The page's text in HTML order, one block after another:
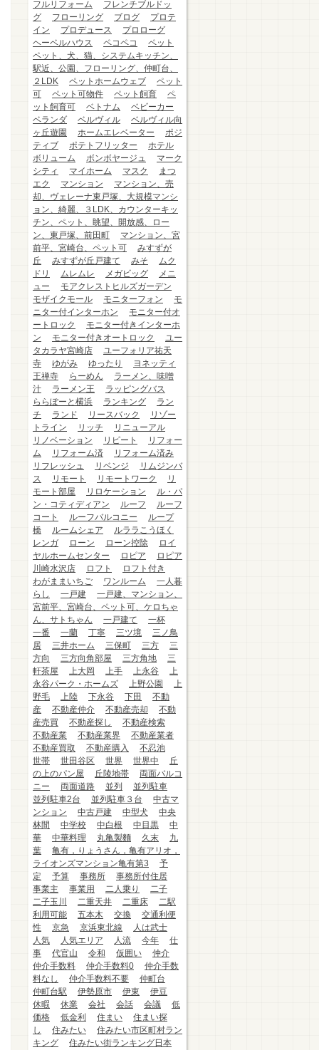
フルリフォーム
フレンチブルドッ
グ
フローリング ブログ
プロテ
イン
プロデュース
プロローグ
ヘーベルハウス
ペコペコ
ペット
ペット、犬、猫、システムキッチン、
駅近、公園、フローリング、仲町台、
２LDK
ペットホームウェブ
ペット
可
ペット可物件 ペット飼育
ペ
ット飼育可
ベトナム
ベビーカー
ベランダ
ベルヴィル
ベルヴィル向
ヶ丘遊園
ホームエレベーター
ポジ
ティブ
ポテトフリッター
ホテル
ボリューム
ボンボヤージュ
マーク
シティ
マイホーム マスク
まつ
エク
マンション
マンション、売
却、ヴェレーナ東戸塚、大規模マンシ
ョン、綺麗、３LDK、カウンターキッ
チン、ペット、眺望、開放感、ロー
ン、東戸塚、前田町
マンション、宮
前平、宮崎台、ペット可
みすずが
丘
みすずが丘戸建て みそ
ムク
ドリ
ムレムレ メガビッグ
メニ
ュー
モアクレストヒルズガーデン
モザイクモール
モニターフォン
モ
ニター付インターホン
モニター付オ
ートロック
モニター付きインターホ
ン
モニター付きオートロック
ユー
タカラヤ宮崎店
ユーフォリア祐天
寺
ゆがみ ゆったり
ヨネッティ
王禅寺
らーめん
ラーメン、味噌
汁
ラーメン王
ラッピングバス
ららぽーと横浜
ランキング
ラン
チ
ランド リースバック
リゾー
トライン
リッチ
リニューアル
リノベーション
リピート
リフォー
ム
リフォーム済
リフォーム済み
リフレッシュ
リベンジ
リムジンバ
ス
リモート リモートワーク
リ
モート部屋
リロケーション
ル・パ
ン・コティディアン
ルーフ
ルーフ
コート
ルーフバルコニー
ループ
橋
ルームシェア
ルララこうほく
レンガ
ローン ローン控除
ロイ
ヤルホームセンター
ロピア
ロピア
川崎水沢店
ロフト
ロフト付き
わがままいちご
ワンルーム
一人暮
らし
一戸建
一戸建、マンション、
宮前平、宮崎台、ペット可、ケロちゃ
ん、サトちゃん
一戸建て
一杯
一番
一蘭 丁寧 三ツ境
三ノ鳥
居
三井ホーム 三保町 三方
三
方向
三方向角部屋 三方角地
三
軒茶屋
上大岡 上手 上永谷
上
永谷パーク・ホームズ
上野公園
上
野毛
上陸 下永谷 下田
不動
産
不動産仲介 不動産売却
不動
産売買
不動産探し
不動産検索
不動産業
不動産業界
不動産業者
不動産買取
不動産購入
不忍池
世帯
世田谷区 世界 世界中
丘
の上のパン屋
丘陵地帯
両面バルコ
ニー
両面道路 並列
並列駐車
並列駐車2台
並列駐車３台
中古マ
ンション
中古戸建 中型犬
中央
林間
中学校 中白根 中目黒
中
華
中華料理 丸亀製麵 久末
九
葉
亀有，りょうさん，亀有アリオ，
ライオンズマンション亀有第3
予
定
予算 事務所
事務所付住居
事業主
事業用 二人乗り
二子
二子玉川
二重天井 二重床
二駅
利用可能
五本木 交換
交通利便
性
京急 京浜東北線
人は武士
人気
人気エリア 人流 今年
仕
事
代官山 令和 仮囲い
仲介
仲介手数料
仲介手数料0
仲介手数
料なし
仲介手数料不要
仲町台
仲町台駅
伊勢原市 伊東
伊豆
休暇
休業 会社 会話 会議
低
価格
低金利 住まい
住まい探
し
住みたい
住みたい市区町村ラン
キング
住みたい街ランキング日本